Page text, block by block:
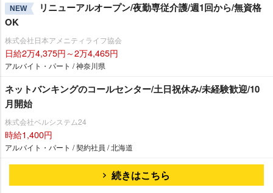
NEW
リニューアルオープン/夜勤専従介護/週1回から/無資格
OK
株式会社日本アメニティライフ協会
日給2万4,375円～2万4,465円
アルバイト・パート / 神奈川県
ネットバンキングのコールセンター/土日祝休み/未経験歓迎/10
月開始
株式会社ベルシステム24
時給1,400円
アルバイト・パート / 契約社員 / 北海道
続きはこちら